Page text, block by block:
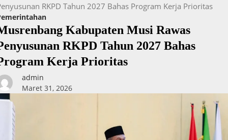
RKPD Tahun 2027 Bahas Program Kerja Prioritas
Kabupaten Musi Rawas
RKPD Tahun 2027 Bahas
Kerja Prioritas
admin
Maret 31, 2026